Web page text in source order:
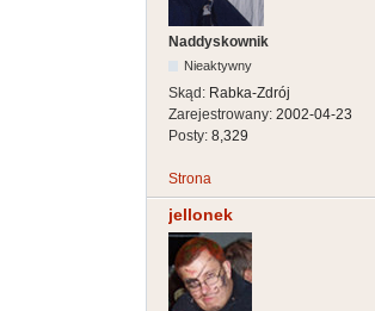
Naddyskownik
Nieaktywny
Skąd: Rabka-Zdrój
Zarejestrowany: 2002-04-23
Posty: 8,329
Strona
jellonek